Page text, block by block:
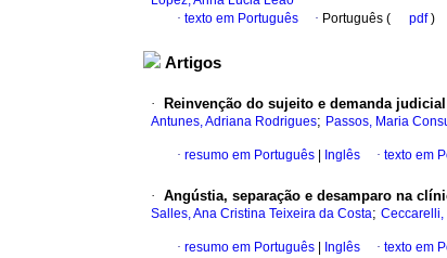
· texto em Português · Português ( pdf)
Artigos
· Reinvenção do sujeito e demanda
Antunes, Adriana Rodrigues; Passos, Maria
· resumo em Português Inglês · texto em
· Angústia, separação e desamparo na
Salles, Ana Cristina Teixeira da Costa; Ceccarelli,
· resumo em Português Inglês · texto em